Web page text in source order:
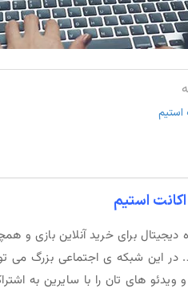
استیم
برای خرید آنلاین بازی و
این شبکه ی اجتماعی بزرگ می
های تان را با سایرین به